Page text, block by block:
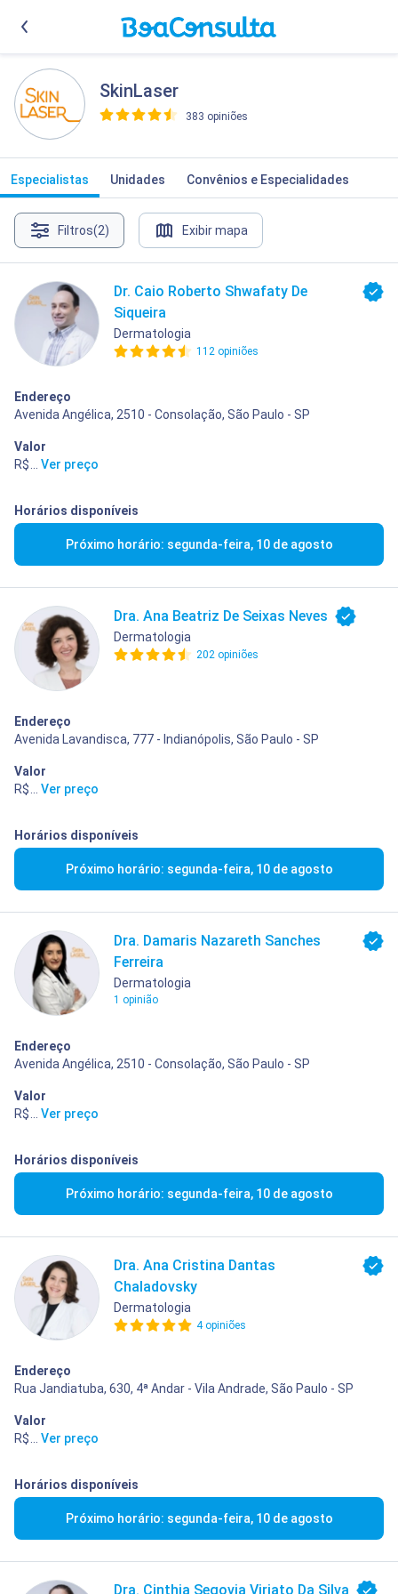
SkinLaser
383 opiniões
Especialistas Unidades Convênios e Especialidades
Filtros(2) Exibir mapa
Dr. Caio Roberto Shwafaty De
Siqueira
Dermatologia
112 opiniões
Endereço
Avenida Angélica, 2510 - Consolação, São Paulo - SP
Valor
R$ 400,00
Ver preço
Horários disponíveis
Próximo horário: segunda-feira, 10 de agosto
Dra. Ana Beatriz De Seixas Neves
Dermatologia
202 opiniões
Endereço
Avenida Lavandisca, 777 - Indianópolis, São Paulo - SP
Valor
R$ 400,00
Ver preço
Horários disponíveis
Próximo horário: segunda-feira, 10 de agosto
Dra. Damaris Nazareth Sanches
Ferreira
Dermatologia
1 opinião
Endereço
Avenida Angélica, 2510 - Consolação, São Paulo - SP
Valor
R$ 400,00
Ver preço
Horários disponíveis
Próximo horário: segunda-feira, 10 de agosto
Dra. Ana Cristina Dantas
Chaladovsky
Dermatologia
4 opiniões
Endereço
Rua Jandiatuba, 630, 4ª Andar - Vila Andrade, São Paulo - SP
Valor
R$ 400,00
Ver preço
Horários disponíveis
Próximo horário: segunda-feira, 10 de agosto
Dra. Cinthia Segovia Viriato Da Silva